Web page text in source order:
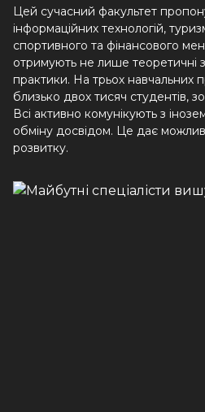
Цей сучасний факультет
інформаційних технологій,
спортивного та фінансового
отримують не лише теоретичні
практики. На трьох навчальних
близько двох тисяч студентів,
Всі активно комунікують з
обміну досвідом. Це дає
розвитку.